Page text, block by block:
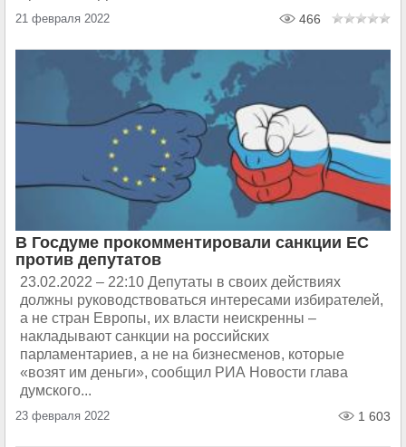
21 февраля 2022 466
В Госдуме прокомментировали санкции ЕС
против депутатов
23.02.2022 – 22:10 Депутаты в своих действиях
должны руководствоваться интересами избирателей,
а не стран Европы, их власти неискренны –
накладывают санкции на российских
парламентариев, а не на бизнесменов, которые
«возят им деньги», сообщил РИА Новости глава
думского...
23 февраля 2022 1 603